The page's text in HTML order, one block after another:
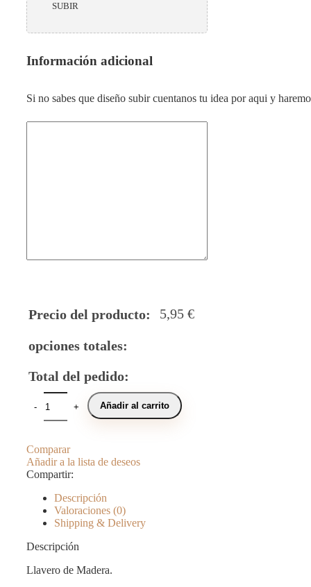
SUBIR
Información adicional
Si no sabes que diseño subir cuentanos tu idea por aqui y
Precio del producto: 5,95 €
opciones totales:
Total del pedido:
Añadir al carrito
Comparar
Añadir a la lista de deseos
Compartir:
Descripción
Valoraciones (0)
Shipping & Delivery
Descripción
Llavero de Madera.